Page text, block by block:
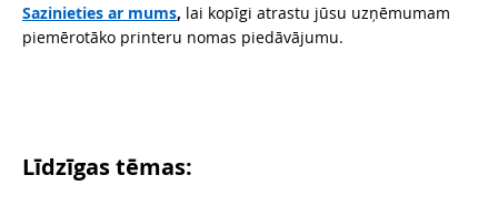
Sazinieties ar mums, lai kopīgi atrastu jūsu uzņēmumam
piemērotāko printeru nomas piedāvājumu.
Līdzīgas tēmas: